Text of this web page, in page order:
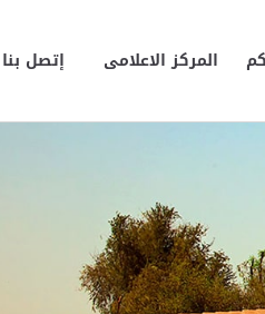
المركز الاعلامى إتصل بنا